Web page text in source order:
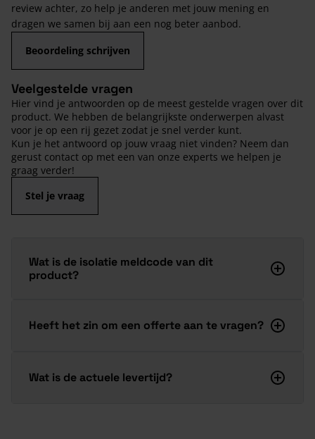
review achter, zo help je anderen met jouw mening en
dragen we samen bij aan een nog beter aanbod.
Beoordeling schrijven
Veelgestelde vragen
Hier vind je antwoorden op de meest gestelde vragen over dit
product. We hebben de belangrijkste onderwerpen alvast
voor je op een rij gezet zodat je snel verder kunt.
Kun je het antwoord op jouw vraag niet vinden? Neem dan
gerust contact op met een van onze experts we helpen je
graag verder!
Stel je vraag
Wat is de isolatie meldcode van dit
product?
Heeft het zin om een offerte aan te vragen?
Wat is de actuele levertijd?